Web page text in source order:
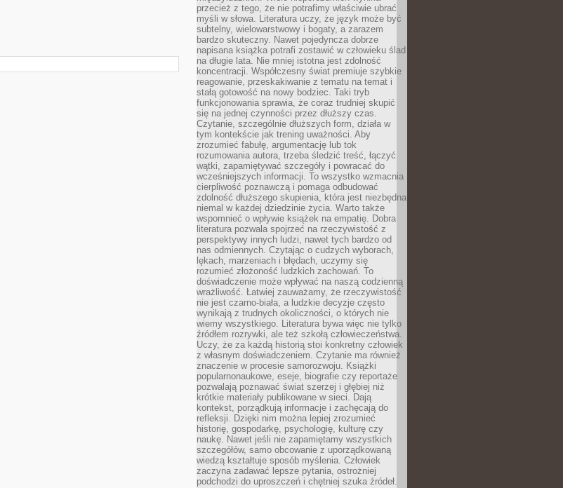
przecież z tego, że nie potrafimy właściwie ubrać
myśli w słowa. Literatura uczy, że język może być
subtelny, wielowarstwowy i bogaty, a zarazem
bardzo skuteczny. Nawet pojedyncza dobrze
napisana książka potrafi zostawić w człowieku ślad
na długie lata. Nie mniej istotna jest zdolność
koncentracji. Współczesny świat premiuje szybkie
reagowanie, przeskakiwanie z tematu na temat i
stałą gotowość na nowy bodziec. Taki tryb
funkcjonowania sprawia, że coraz trudniej skupić
się na jednej czynności przez dłuższy czas.
Czytanie, szczególnie dłuższych form, działa w
tym kontekście jak trening uważności. Aby
zrozumieć fabułę, argumentację lub tok
rozumowania autora, trzeba śledzić treść, łączyć
wątki, zapamiętywać szczegóły i powracać do
wcześniejszych informacji. To wszystko wzmacnia
cierpliwość poznawczą i pomaga odbudować
zdolność dłuższego skupienia, która jest niezbędna
niemal w każdej dziedzinie życia. Warto także
wspomnieć o wpływie książek na empatię. Dobra
literatura pozwala spojrzeć na rzeczywistość z
perspektywy innych ludzi, nawet tych bardzo od
nas odmiennych. Czytając o cudzych wyborach,
lękach, marzeniach i błędach, uczymy się
rozumieć złożoność ludzkich zachowań. To
doświadczenie może wpływać na naszą codzienną
wrażliwość. Łatwiej zauważamy, że rzeczywistość
nie jest czarno-biała, a ludzkie decyzje często
wynikają z trudnych okoliczności, o których nie
wiemy wszystkiego. Literatura bywa więc nie tylko
źródłem rozrywki, ale też szkołą człowieczeństwa.
Uczy, że za każdą historią stoi konkretny człowiek
z własnym doświadczeniem. Czytanie ma również
znaczenie w procesie samorozwoju. Książki
popularnonaukowe, eseje, biografie czy reportaże
pozwalają poznawać świat szerzej i głębiej niż
krótkie materiały publikowane w sieci. Dają
kontekst, porządkują informacje i zachęcają do
refleksji. Dzięki nim można lepiej zrozumieć
historię, gospodarkę, psychologię, kulturę czy
naukę. Nawet jeśli nie zapamiętamy wszystkich
szczegółów, samo obcowanie z uporządkowaną
wiedzą kształtuje sposób myślenia. Człowiek
zaczyna zadawać lepsze pytania, ostrożniej
podchodzi do uproszczeń i chętniej szuka źródeł.